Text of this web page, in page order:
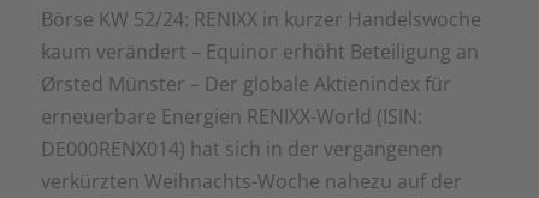
Börse KW 52/24: RENIXX in kurzer Handelswoche
kaum verändert – Equinor erhöht Beteiligung an
Ørsted Münster – Der globale Aktienindex für
erneuerbare Energien RENIXX-World (ISIN:
DE000RENX014) hat sich in der vergangenen
verkürzten Weihnachts-Woche nahezu auf der